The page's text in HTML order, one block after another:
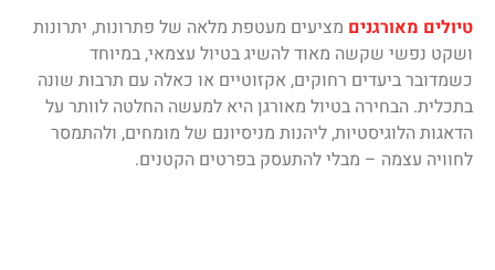
טיולים מאורגנים מציעים מעטפת מלאה של פתרונות, יתרונות
ושקט נפשי שקשה מאוד להשיג בטיול עצמאי, במיוחד
כשמדובר ביעדים רחוקים, אקזוטיים או כאלה עם תרבות שונה
בתכלית. הבחירה בטיול מאורגן היא למעשה החלטה לוותר על
הדאגות הלוגיסטיות, ליהנות מניסיונם של מומחים, ולהתמסר
לחוויה עצמה – מבלי להתעסק בפרטים הקטנים.